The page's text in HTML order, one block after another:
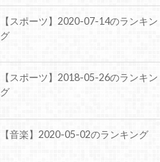
【スポーツ】2020-07-14のランキン
グ
【スポーツ】2018-05-26のランキン
グ
【音楽】2020-05-02のランキング